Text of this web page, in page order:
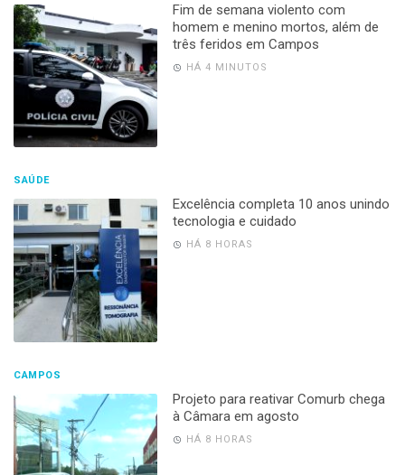
Fim de semana violento com
homem e menino mortos, além de
três feridos em Campos
HÁ 4 MINUTOS
SAÚDE
Excelência completa 10 anos unindo
tecnologia e cuidado
HÁ 8 HORAS
CAMPOS
Projeto para reativar Comurb chega
à Câmara em agosto
HÁ 8 HORAS